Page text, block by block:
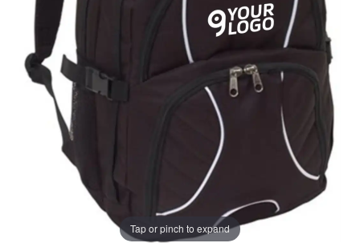
Tap or pinch to expand